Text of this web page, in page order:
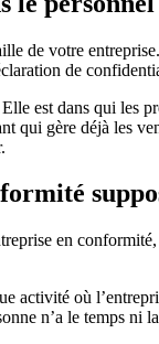
de votre
de
est dans qui les
qui gère déjà les
en
activité où
n’a le temps ni